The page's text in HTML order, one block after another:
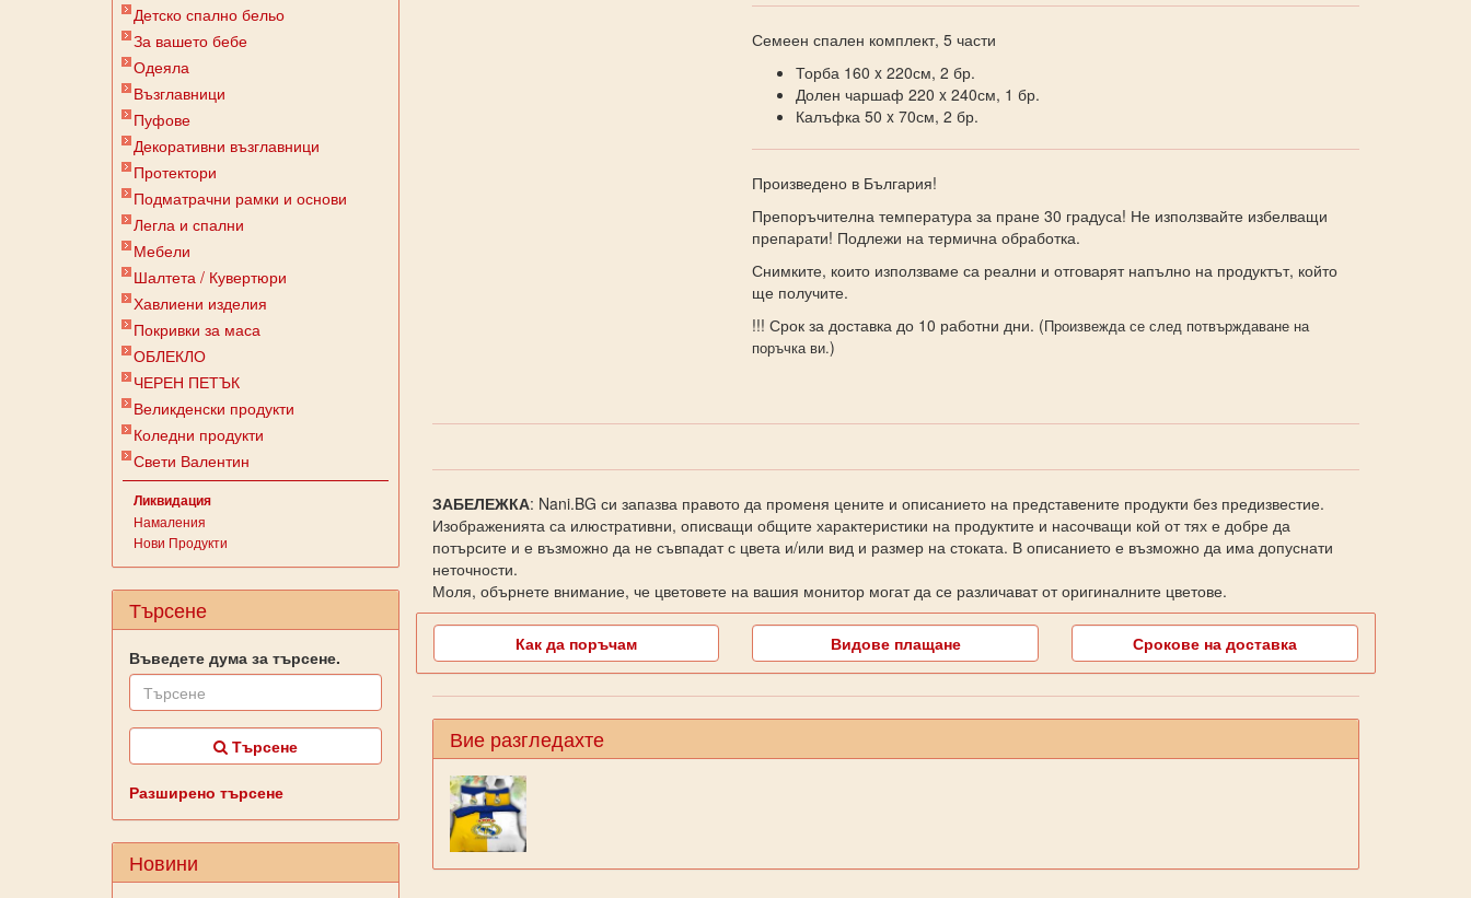
Детско спално бельо
За вашето бебе
Одеяла
Възглавници
Пуфове
Декоративни възглавници
Протектори
Подматрачни рамки и основи
Легла и спални
Мебели
Шалтета / Кувертюри
Хавлиени изделия
Покривки за маса
ОБЛЕКЛО
ЧЕРЕН ПЕТЪК
Великденски продукти
Коледни продукти
Свети Валентин
Ликвидация
Намаления
Нови Продукти
Търсене
Въведете дума за търсене.
Търсене
Разширено търсене
Новини
Семеен спален комплект, 5 части
Торба 160 x 220см, 2 бр.
Долен чаршаф 220 x 240см, 1 бр.
Калъфка 50 x 70см, 2 бр.
Произведено в България!
Препоръчителна температура за пране 30 градуса! Не използвайте избелващи
препарати! Подлежи на термична обработка.
Снимките, които използваме са реални и отговарят напълно на продуктът, който
ще получите.
!!! Срок за доставка до 10 работни дни. (Произвежда се след потвърждаване на
поръчка ви.)
ЗАБЕЛЕЖКА: Nani.BG си запазва правото да променя цените и описанието на представените продукти без предизвестие.
Изображенията са илюстративни, описващи общите характеристики на продуктите и насочващи кой от тях е добре да
потърсите и е възможно да не съвпадат с цвета и/или вид и размер на стоката. В описанието е възможно да има допуснати
неточности.
Моля, обърнете внимание, че цветовете на вашия монитор могат да се различават от оригиналните цветове.
Как да поръчам Видове плащане Срокове на доставка
Вие разгледахте